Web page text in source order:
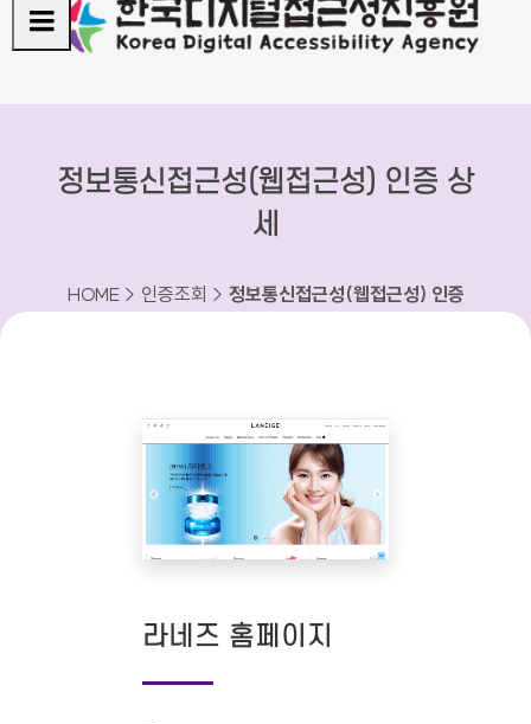
정보통신접근성(웹접근성) 인증 상
세
HOME > 인증조회 > 정보통신접근성(웹접근성) 인증
라네즈 홈페이지